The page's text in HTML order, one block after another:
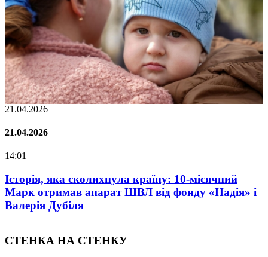
країну: 10-місячний
ШВЛ від фонду «Надія» і
Oleksii Abasov:
Attract
СТЕНКА НА СТЕНКУ